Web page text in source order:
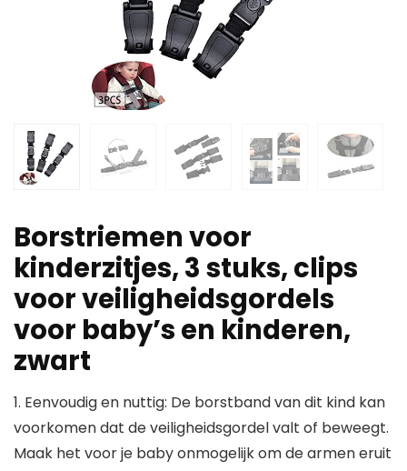
Borstriemen voor
kinderzitjes, 3 stuks, clips
voor veiligheidsgordels
voor baby’s en kinderen,
zwart
1. Eenvoudig en nuttig: De borstband van dit kind kan
voorkomen dat de veiligheidsgordel valt of beweegt.
Maak het voor je baby onmogelijk om de armen eruit